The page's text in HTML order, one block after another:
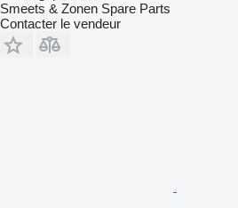
Smeets & Zonen Spare Parts
Contacter le vendeur